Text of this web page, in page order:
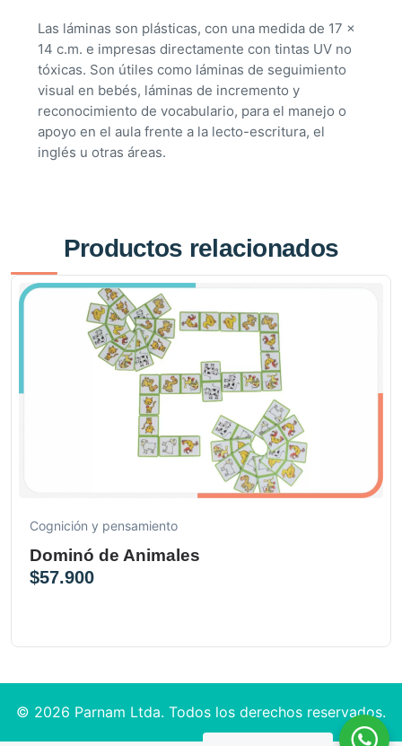
Las láminas son plásticas, con una medida de 17 x
14 c.m. e impresas directamente con tintas UV no
tóxicas. Son útiles como láminas de seguimiento
visual en bebés, láminas de incremento y
reconocimiento de vocabulario, para el manejo o
apoyo en el aula frente a la lecto-escritura, el
inglés u otras áreas.
Productos relacionados
Cognición y pensamiento
Dominó de Animales
$57.900
© 2026 Parnam Ltda. Todos los derechos reservados.